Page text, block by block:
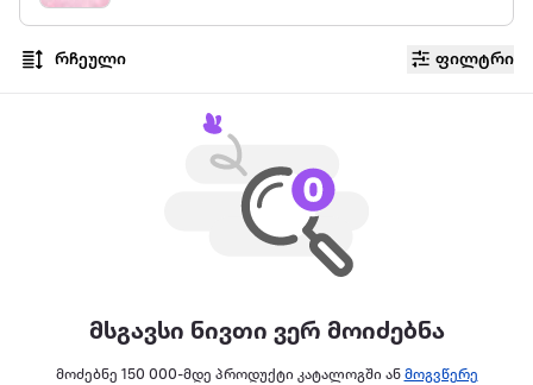
რჩეული ფილტრი
მსგავსი ნივთი ვერ მოიძებნა
მოძებნე 150 000-მდე პროდუქტი კატალოგში ან მოგვწერე